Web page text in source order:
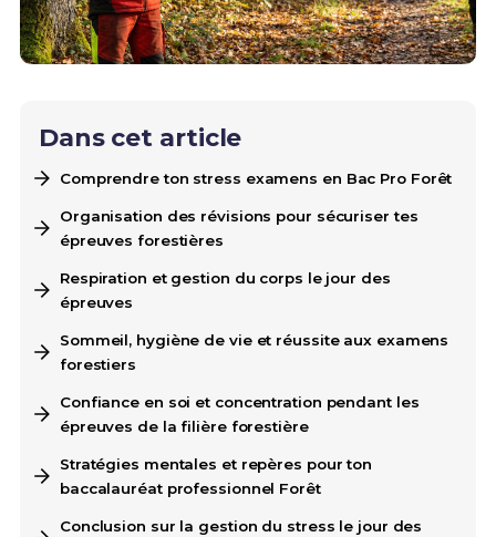
Dans cet article
Comprendre ton stress examens en Bac Pro Forêt
Organisation des révisions pour sécuriser tes
épreuves forestières
Respiration et gestion du corps le jour des
épreuves
Sommeil, hygiène de vie et réussite aux examens
forestiers
Confiance en soi et concentration pendant les
épreuves de la filière forestière
Stratégies mentales et repères pour ton
baccalauréat professionnel Forêt
Conclusion sur la gestion du stress le jour des